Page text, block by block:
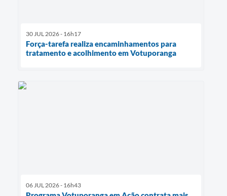
30 JUL 2026 - 16h17
Força-tarefa realiza encaminhamentos para
tratamento e acolhimento em Votuporanga
06 JUL 2026 - 16h43